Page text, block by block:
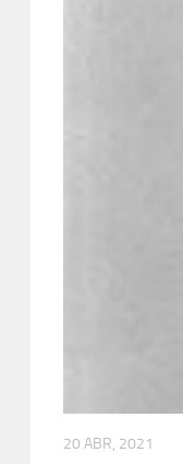
20 ABR, 2021